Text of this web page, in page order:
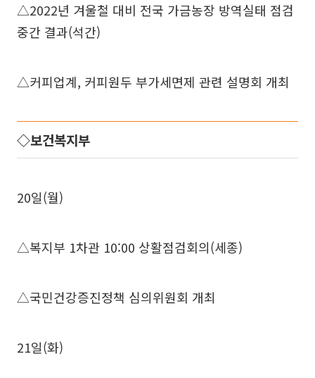
△2022년 겨울철 대비 전국 가금농장 방역실태 점검
중간 결과(석간)
△커피업계, 커피원두 부가세면제 관련 설명회 개최
◇보건복지부
20일(월)
△복지부 1차관 10:00 상활점검회의(세종)
△국민건강증진정책 심의위원회 개최
21일(화)